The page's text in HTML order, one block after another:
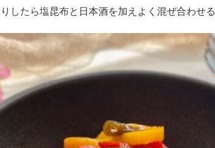
したら塩昆布と日本酒を加えよく混ぜ合わせる